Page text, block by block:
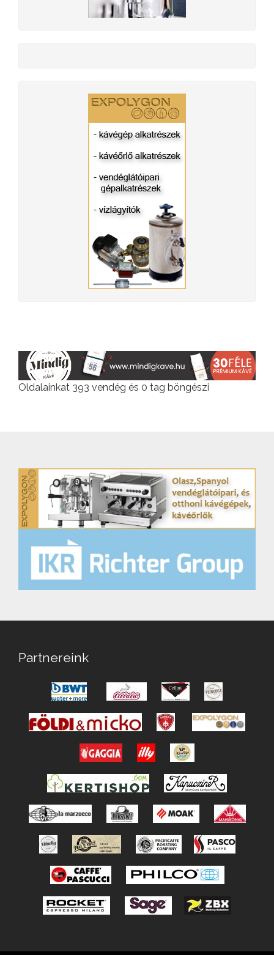
Oldalainkat 393 vendég és 0 tag böngészi
Partnereink